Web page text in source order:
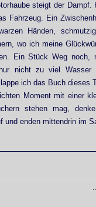
steigt der Dampf.
Fahrzeug. Ein
Händen,
wo ich meine
Ein Stück Weg noch,
nicht zu viel Wasser
ich das Buch dieses
Moment mit einer
stehen mag,
und enden mittendrin im